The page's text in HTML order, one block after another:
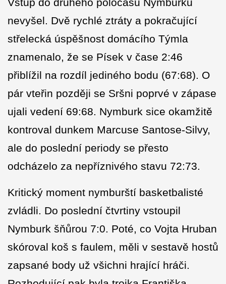
Vstup do druhého poločasu Nymburku
nevyšel. Dvě rychlé ztráty a pokračující
střelecká úspěšnost domácího Týmla
znamenalo, že se Písek v čase 2:46
přiblížil na rozdíl jediného bodu (67:68). O
pár vteřin později se Sršni poprvé v zápase
ujali vedení 69:68. Nymburk sice okamžitě
kontroval dunkem Marcuse Santose-Silvy,
ale do poslední periody se přesto
odcházelo za nepříznivého stavu 72:73.
Kritický moment nymburští basketbalisté
zvládli. Do poslední čtvrtiny vstoupil
Nymburk šňůrou 7:0. Poté, co Vojta Hruban
skóroval koš s faulem, měli v sestavě hostů
zapsané body už všichni hrající hráči.